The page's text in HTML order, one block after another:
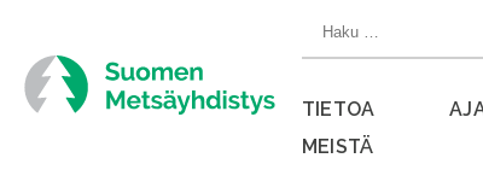
sisältöön
Haku:
TIETOA
MEISTÄ